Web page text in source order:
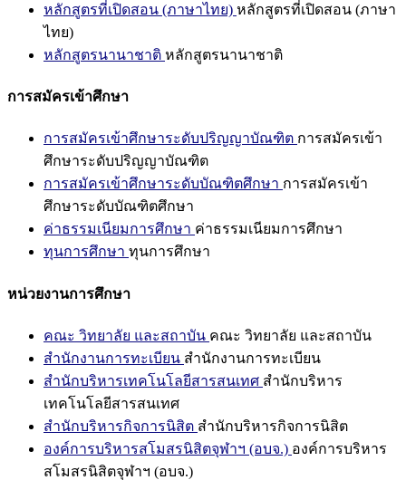
หลักสูตรที่เปิดสอน (ภาษาไทย) หลักสูตรที่เปิดสอน (ภาษา
ไทย)
หลักสูตรนานาชาติ หลักสูตรนานาชาติ
การสมัครเข้าศึกษา
การสมัครเข้าศึกษาระดับปริญญาบัณฑิต การสมัครเข้า
ศึกษาระดับปริญญาบัณฑิต
การสมัครเข้าศึกษาระดับบัณฑิตศึกษา การสมัครเข้า
ศึกษาระดับบัณฑิตศึกษา
ค่าธรรมเนียมการศึกษา ค่าธรรมเนียมการศึกษา
ทุนการศึกษา ทุนการศึกษา
หน่วยงานการศึกษา
คณะ วิทยาลัย และสถาบัน คณะ วิทยาลัย และสถาบัน
สำนักงานการทะเบียน สำนักงานการทะเบียน
สำนักบริหารเทคโนโลยีสารสนเทศ สำนักบริหาร
เทคโนโลยีสารสนเทศ
สำนักบริหารกิจการนิสิต สำนักบริหารกิจการนิสิต
องค์การบริหารสโมสรนิสิตจุฬาฯ (อบจ.) องค์การบริหาร
สโมสรนิสิตจุฬาฯ (อบจ.)